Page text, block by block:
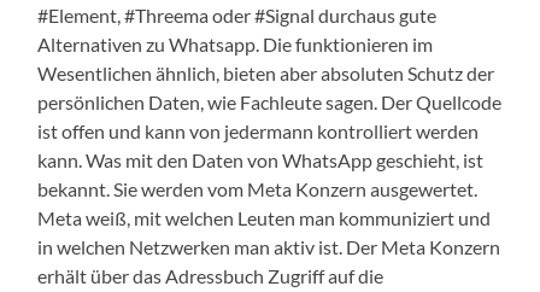
#Element, #Threema oder #Signal durchaus gute
Alternativen zu Whatsapp. Die funktionieren im
Wesentlichen ähnlich, bieten aber absoluten Schutz der
persönlichen Daten, wie Fachleute sagen. Der Quellcode
ist offen und kann von jedermann kontrolliert werden
kann. Was mit den Daten von WhatsApp geschieht, ist
bekannt. Sie werden vom Meta Konzern ausgewertet.
Meta weiß, mit welchen Leuten man kommuniziert und
in welchen Netzwerken man aktiv ist. Der Meta Konzern
erhält über das Adressbuch Zugriff auf die